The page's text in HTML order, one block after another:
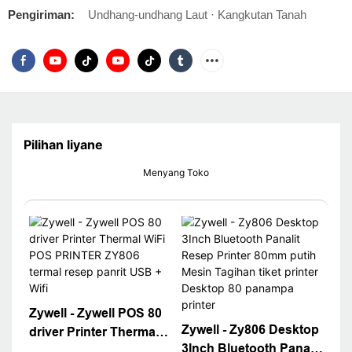
Pengiriman: Undhang-undhang Laut · Kangkutan Tanah
Pilihan liyane
Menyang Toko
Zywell - Zywell POS 80
driver Printer Thermal
Zywell - Zy806 Desktop
3Inch Bluetooth Panalit